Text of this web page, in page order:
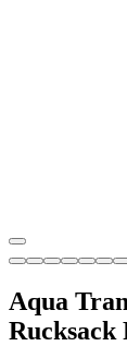
Aqua
Rucksack